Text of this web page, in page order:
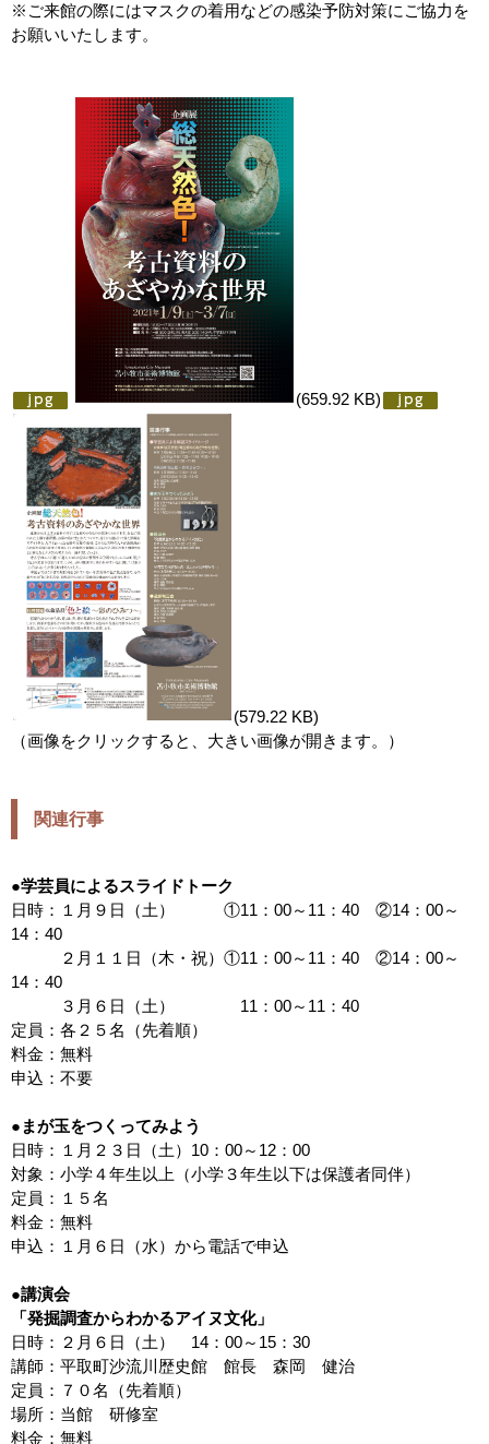
※ご来館の際にはマスクの着用などの感染予防対策にご協力を
お願いいたします。
(659.92 KB)
(579.22 KB)
（画像をクリックすると、大きい画像が開きます。）
関連行事
●学芸員によるスライドトーク
日時：１月９日（土） ①11：00～11：40 ②14：00～
14：40
２月１１日（木・祝）①11：00～11：40 ②14：00～
14：40
３月６日（土） 11：00～11：40
定員：各２５名（先着順）
料金：無料
申込：不要
●まが玉をつくってみよう
日時：１月２３日（土）10：00～12：00
対象：小学４年生以上（小学３年生以下は保護者同伴）
定員：１５名
料金：無料
申込：１月６日（水）から電話で申込
●講演会
「発掘調査からわかるアイヌ文化」
日時：２月６日（土） 14：00～15：30
講師：平取町沙流川歴史館 館長 森岡 健治
定員：７０名（先着順）
場所：当館 研修室
料金：無料